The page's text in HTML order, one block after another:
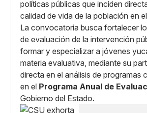
políticas públicas que inciden
calidad de vida de la población en
La convocatoria busca fortalecer
de evaluación de la intervención
formar y especializar a jóvenes
materia evaluativa, mediante su
directa en el análisis de programas
en el Programa Anual de
Gobierno del Estado.